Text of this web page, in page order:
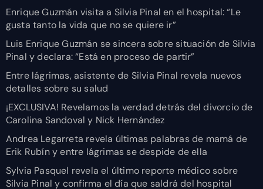
Enrique Guzmán visita a Silvia Pinal en el hospital: “Le
gusta tanto la vida que no se quiere ir”
Luis Enrique Guzmán se sincera sobre situación de Silvia
Pinal y declara: “Está en proceso de partir”
Entre lágrimas, asistente de Silvia Pinal revela nuevos
detalles sobre su salud
¡EXCLUSIVA! Revelamos la verdad detrás del divorcio de
Carolina Sandoval y Nick Hernández
Andrea Legarreta revela últimas palabras de mamá de
Erik Rubín y entre lágrimas se despide de ella
Sylvia Pasquel revela el último reporte médico sobre
Silvia Pinal y confirma el día que saldrá del hospital